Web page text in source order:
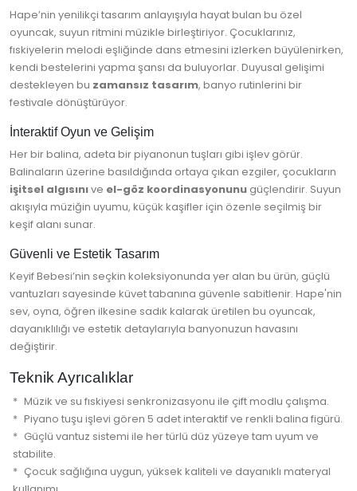
Hape’nin yenilikçi tasarım anlayışıyla hayat bulan bu özel
oyuncak, suyun ritmini müzikle birleştiriyor. Çocuklarınız,
fıskiyelerin melodi eşliğinde dans etmesini izlerken büyülenirken,
kendi bestelerini yapma şansı da buluyorlar. Duyusal gelişimi
destekleyen bu zamansız tasarım, banyo rutinlerini bir
festivale dönüştürüyor.
İnteraktif Oyun ve Gelişim
Her bir balina, adeta bir piyanonun tuşları gibi işlev görür.
Balinaların üzerine basıldığında ortaya çıkan ezgiler, çocukların
işitsel algısınıve el-göz koordinasyonunu güçlendirir. Suyun
akışıyla müziğin uyumu, küçük kaşifler için özenle seçilmiş bir
keşif alanı sunar.
Güvenli ve Estetik Tasarım
Keyif Bebesi’nin seçkin koleksiyonunda yer alan bu ürün, güçlü
vantuzları sayesinde küvet tabanına güvenle sabitlenir. Hape'nin
sev, oyna, öğren ilkesine sadık kalarak üretilen bu oyuncak,
dayanıklılığı ve estetik detaylarıyla banyonuzun havasını
değiştirir.
Teknik Ayrıcalıklar
Müzik ve su fıskiyesi senkronizasyonu ile çift modlu çalışma.
Piyano tuşu işlevi gören 5 adet interaktif ve renkli balina figürü.
Güçlü vantuz sistemi ile her türlü düz yüzeye tam uyum ve
stabilite.
Çocuk sağlığına uygun, yüksek kaliteli ve dayanıklı materyal